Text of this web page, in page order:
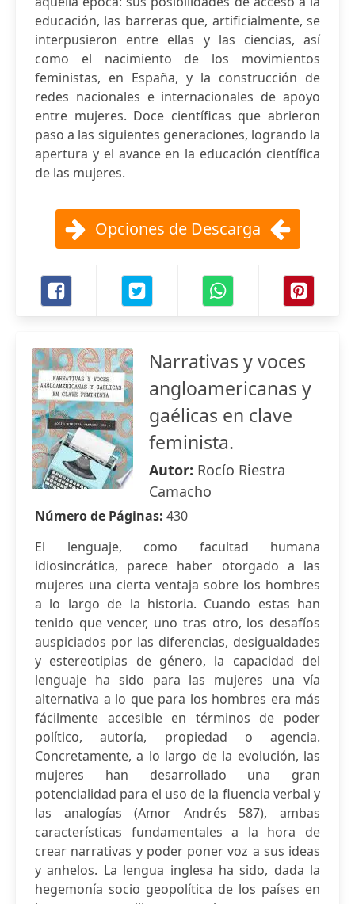
educación, las barreras que, artificialmente, se
interpusieron entre ellas y las ciencias, así
como el nacimiento de los movimientos
feministas, en España, y la construcción de
redes nacionales e internacionales de apoyo
entre mujeres. Doce científicas que abrieron
paso a las siguientes generaciones, logrando la
apertura y el avance en la educación científica
de las mujeres.
Opciones de Descarga
Narrativas y voces
angloamericanas y
gaélicas en clave
feminista.
Autor: Rocío Riestra
Camacho
Número de Páginas: 430
El lenguaje, como facultad humana
idiosincrática, parece haber otorgado a las
mujeres una cierta ventaja sobre los hombres
a lo largo de la historia. Cuando estas han
tenido que vencer, uno tras otro, los desafíos
auspiciados por las diferencias, desigualdades
y estereotipias de género, la capacidad del
lenguaje ha sido para las mujeres una vía
alternativa a lo que para los hombres era más
fácilmente accesible en términos de poder
político, autoría, propiedad o agencia.
Concretamente, a lo largo de la evolución, las
mujeres han desarrollado una gran
potencialidad para el uso de la fluencia verbal y
las analogías (Amor Andrés 587), ambas
características fundamentales a la hora de
crear narrativas y poder poner voz a sus ideas
y anhelos. La lengua inglesa ha sido, dada la
hegemonía socio geopolítica de los países en